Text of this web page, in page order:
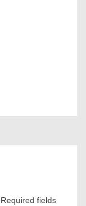
Required fields